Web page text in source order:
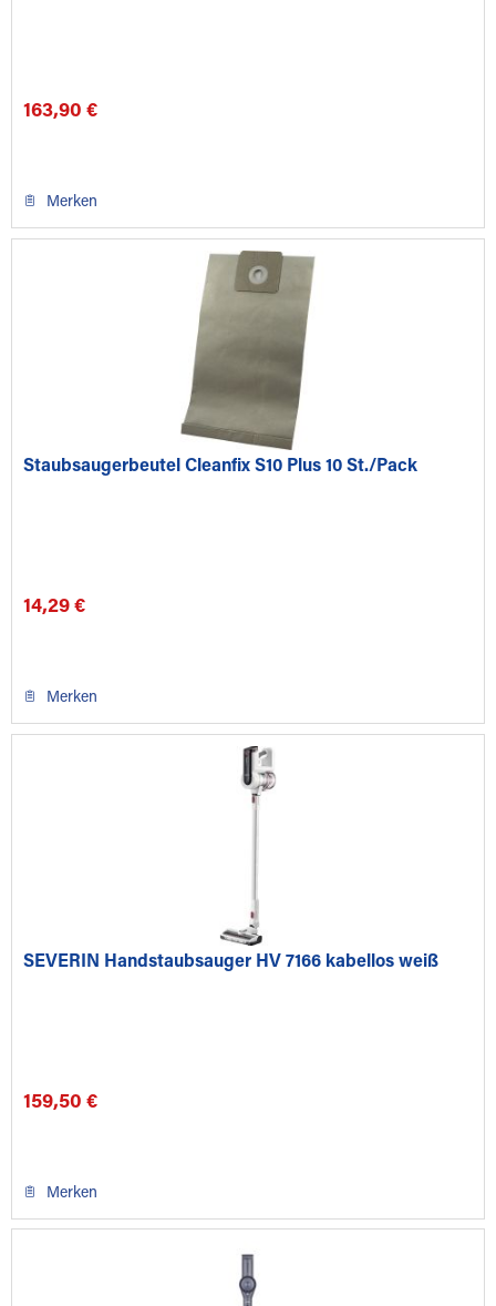
163,90 €
Merken
Staubsaugerbeutel Cleanfix S10 Plus 10 St./Pack
14,29 €
Merken
SEVERIN Handstaubsauger HV 7166 kabellos weiß
159,50 €
Merken